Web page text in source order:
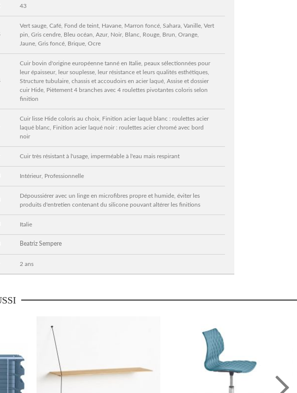
43
Vert sauge, Café, Fond de teint, Havane, Marron foncé, Sahara, Vanille, Vert
pin, Gris cendre, Bleu océan, Azur, Noir, Blanc, Rouge, Brun, Orange,
Jaune, Gris foncé, Brique, Ocre
Cuir bovin d'origine européenne tanné en Italie, peaux sélectionnées pour
leur épaisseur, leur souplesse, leur résistance et leurs qualités esthétiques,
Structure tubulaire, chassis et accoudoirs en acier laqué, Assise et dossier
cuir Hide, Piètement 4 branches avec 4 roulettes pivotantes coloris selon
finition
Cuir lisse Hide coloris au choix, Finition acier laqué blanc : roulettes acier
laqué blanc, Finition acier laqué noir : roulettes acier chromé avec bord
noir
Cuir très résistant à l'usage, imperméable à l'eau mais respirant
Intérieur, Professionnelle
Dépoussiérer avec un linge en microfibres propre et humide, éviter les
produits d'entretien contenant du silicone pouvant altérer les finitions
Italie
Beatriz Sempere
2 ans